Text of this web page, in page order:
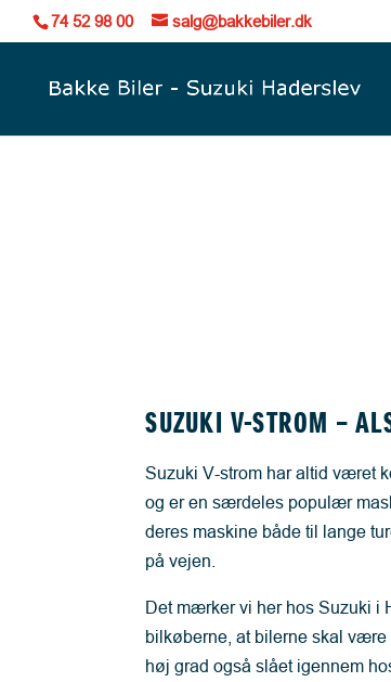
74 52 98 00 salg@bakkebiler.dk
SUZUKI V-STROM –
Suzuki V-strom har altid været
og er en særdeles populær
deres maskine både til lange
på vejen.
Det mærker vi her hos Suzuki i
bilkøberne, at bilerne skal være
høj grad også slået igennem